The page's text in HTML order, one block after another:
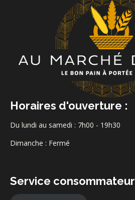
Horaires d'ouverture :
Du lundi au samedi : 7h00 - 19h30
Dimanche : Fermé
Service consommateur